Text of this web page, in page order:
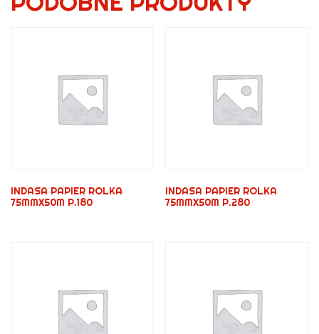
INDASA PAPIER ROLKA
75MMX50M P.180
INDASA PAPIER ROLKA
75MMX50M P.280